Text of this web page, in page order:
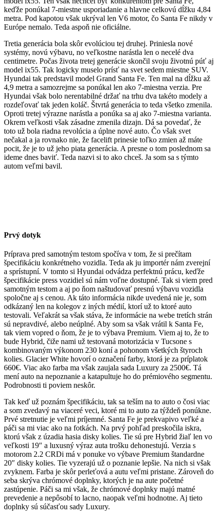
keďže ponúkal 7-miestne usporiadanie a hlavne celkovú dĺžku 4,84
metra. Pod kapotou však ukrýval len V6 motor, čo Santa Fe nikdy v
Európe nemalo. Teda aspoň nie oficiálne.
Tretia generácia bola skôr evolúciou tej druhej. Priniesla nové
systémy, novú výbavu, no veľkostne narástla len o necelé dva
centimetre. Počas života tretej generácie skončil svoju životnú púť aj
model ix55. Tak logicky muselo prísť na svet sedem miestne SUV.
Hyundai tak predstavil model Grand Santa Fe. Ten mal na dĺžku až
4,9 metra a samozrejme sa ponúkal len ako 7-miestna verzia. Pre
Hyundai však bolo nerentabilné držať na trhu dva takéto modely a
rozdeľovať tak jeden koláč. Štvrtá generácia to teda všetko zmenila.
Oproti tretej výrazne narástla a ponúka sa aj ako 7-miestna varianta.
Okrem veľkosti však zásadne zmenila dizajn. Dá sa povedať, že
toto už bola riadna revolúcia a úplne nové auto. Čo však svet
nečakal a ja rovnako nie, že facelift prinesie toľko zmien až máte
pocit, že je to už jeho piata generácia. A presne o tom poslednom sa
ideme dnes baviť. Teda nazvi si to ako chceš. Ja som sa s týmto
autom veľmi bavil.
Prvý dotyk
Príprava pred samotným testom spočíva v tom, že si prečítam
špecifikáciu konkrétneho vozidla. Teda ak ju importér nám zverejní
a sprístupní. V tomto si Hyundai odvádza perfektnú prácu, keďže
špecifikácie press vozidiel sú nám voľne dostupné. Tak si viem pred
samotným testom a aj po ňom naštudovať presnú výbavu vozidla
spoločne aj s cenou. Ak táto informácia nikde uvedená nie je, som
odkázaný len na kolegov z iných médií, ktorí už to ktoré auto
testovali. Veľakrát sa však stáva, že informácie na webe tretích strán
sú nepravdivé, alebo neúplné. Aby som sa však vrátil k Santa Fe,
tak viem vopred o ňom, že je to výbava Premium. Viem aj to, že to
bude Hybrid, čiže nami už testovaná motorizácia v Tucsone s
kombinovaným výkonom 230 koní a pohonom všetkých štyroch
kolies. Glacier White hovorí o označení farby, ktorá je za príplatok
660€. Viac ako farba ma však zaujala sada Luxury za 2500€. Tá
mení auto na nepoznanie a katapultuje ho do prémiového segmentu.
Podrobnosti ti poviem neskôr.
Tak keď už poznám špecifikáciu, tak sa teším na to auto o čosi viac
a som zvedavý na viaceré veci, ktoré mi to auto za týždeň ponúkne.
Prvé stretnutie je veľmi príjemné. Santa Fe je prekvapivo veľké a
páči sa mi viac ako na fotkách. Na prvý pohľad preskočila iskra,
ktorú však z úzadia hasia disky kolies. Tie sú pre Hybrid žiaľ len vo
veľkosti 19″ a luxusný výraz auta trošku dehonestujú. Verzia s
motorom 2.2 CRDi má v ponuke vo výbave Premium štandardne
20″ disky kolies. Tie vyzerajú už o poznanie lepšie. Na nich si však
zvyknem. Farba je skôr perleťová a autu veľmi pristane. Zároveň do
seba skrýva chrómové doplnky, ktorých je na aute početné
zastúpenie. Páči sa mi však, že chrómové doplnky majú matné
prevedenie a nepôsobí to lacno, naopak veľmi hodnotne. Aj tieto
doplnky sú súčasťou sady Luxury.